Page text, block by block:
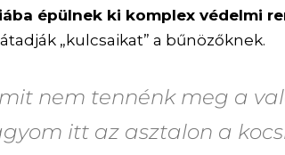
épülnek ki komplex védelmi
„kulcsaikat” a bűnözőknek.
nem tennénk meg a
itt az asztalon a